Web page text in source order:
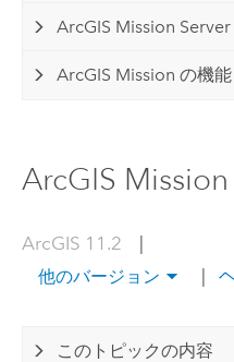
ArcGIS Mission
ArcGIS Mission の機能
ArcGIS
ArcGIS 11.2
他のバージョン
このトピックの内容